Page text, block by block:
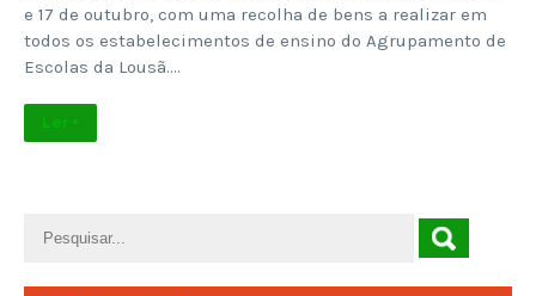
e 17 de outubro, com uma recolha de bens a realizar em
todos os estabelecimentos de ensino do Agrupamento de
Escolas da Lousã….
Ler +